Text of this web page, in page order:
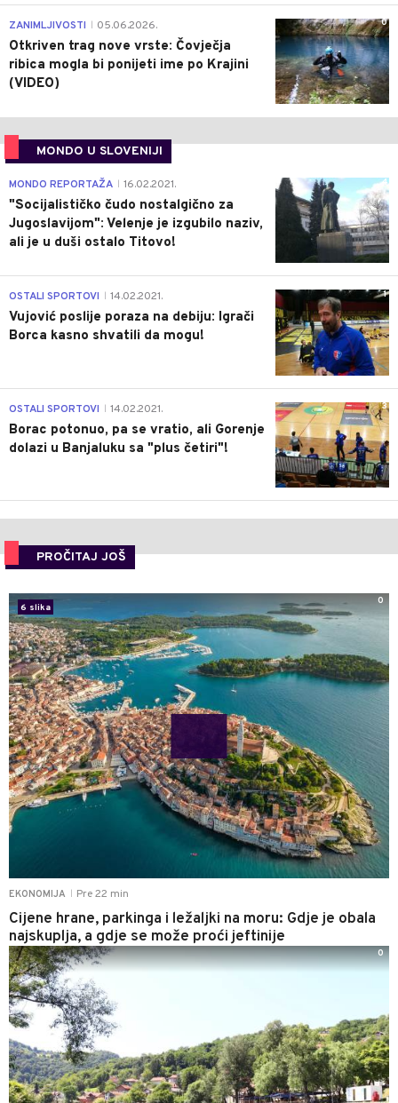
0
ZANIMLJIVOSTI 05.06.2026.
Otkriven trag nove vrste: Čovječja
ribica mogla bi ponijeti ime po Krajini
(VIDEO)
MONDO U SLOVENIJI
4
MONDO REPORTAŽA 16.02.2021.
"Socijalističko čudo nostalgično za
Jugoslavijom": Velenje je izgubilo naziv,
ali je u duši ostalo Titovo!
1
OSTALI SPORTOVI 14.02.2021.
Vujović poslije poraza na debiju: Igrači
Borca kasno shvatili da mogu!
3
OSTALI SPORTOVI 14.02.2021.
Borac potonuo, pa se vratio, ali Gorenje
dolazi u Banjaluku sa "plus četiri"!
PROČITAJ JOŠ
EKONOMIJA Pre 22 min
Cijene hrane, parkinga i ležaljki na moru: Gdje je obala
najskuplja, a gdje se može proći jeftinije
6 slika
0
0